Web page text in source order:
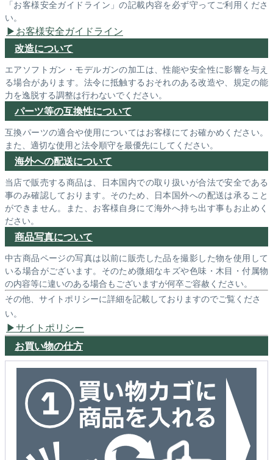
「お客様安全ガイドライン」の記載内容を必ず守ってご利用くださ
い。
お客様安全ガイドライン
改造について
エアソフトガン・モデルガンの加工は、性能や安全性に影響を与え
る場合があります。法令に抵触するおそれのある改造や、規定の能
力を逸脱する調整は行わないでください。
パーツ等の互換性について
互換パーツの適合や使用についてはお客様にてお確かめください。
また、適切な使用と法令順守を最優先にしてください。
海外への配送について
当店で販売する商品は、日本国内での取り扱いが合法で安全である
事のみ確認しております。そのため、日本国外への配送は承ること
ができません。また、お客様自身にて海外へ持ち出す事もお止めく
ださい。
商品写真について
中古商品ページの写真は以前に販売した品を撮影した物を使用して
いる場合がございます。そのため微細なキズや色味・木目・付属物
の内容等に違いのある場合もございますが何卒ご容赦ください。
その他、サイトポリシーに詳細を記載しておりますのでご覧くださ
い。
サイトポリシー
お買い物の仕方